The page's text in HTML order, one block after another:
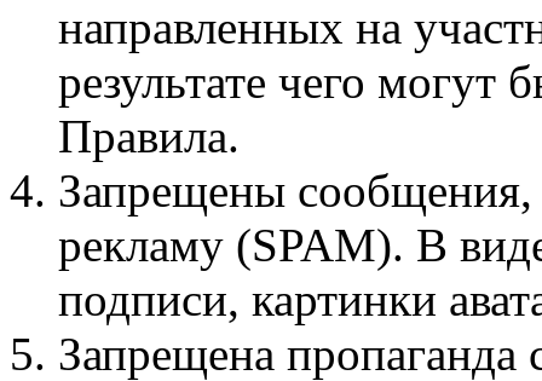
направленных на
результате чего
Правила.
Запрещены
рекламу (SPAM). В
подписи, картинки
Запрещена